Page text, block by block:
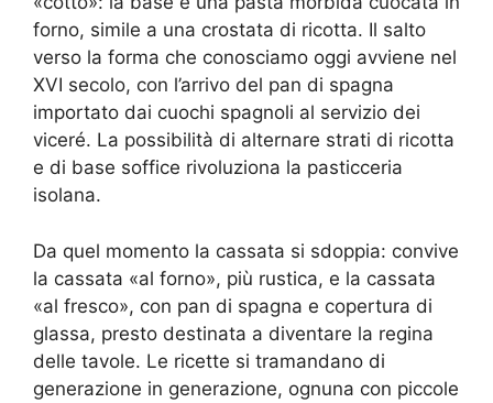
forno, simile a una crostata di ricotta. Il salto
verso la forma che conosciamo oggi avviene nel
XVI secolo, con l’arrivo del pan di spagna
importato dai cuochi spagnoli al servizio dei
viceré. La possibilità di alternare strati di ricotta
e di base soffice rivoluziona la pasticceria
isolana.
Da quel momento la cassata si sdoppia: convive
la cassata «al forno», più rustica, e la cassata
«al fresco», con pan di spagna e copertura di
glassa, presto destinata a diventare la regina
delle tavole. Le ricette si tramandano di
generazione in generazione, ognuna con piccole